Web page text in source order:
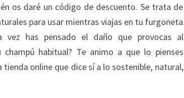
|
CÓDIGO
DESCUENTO
ECOVANSTORE
os daré un código de descuento. Se trata de
para usar mientras viajas en tu furgoneta
vez has pensado el daño que provocas al
habitual? Te animo a que lo pienses
tienda online que dice sí a lo sostenible, natural,